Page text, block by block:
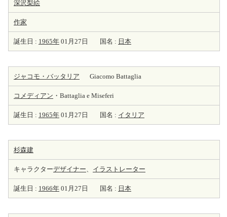
深沢梨絵
作家
誕生日 : 1965年 01月27日 国名 : 日本
ジャコモ・バッタリア Giacomo Battaglia
コメディアン ・Battaglia e Miseferi
誕生日 : 1965年 01月27日 国名 : イタリア
杉森建
キャラクターデザイナー、 イラストレーター
誕生日 : 1966年 01月27日 国名 : 日本